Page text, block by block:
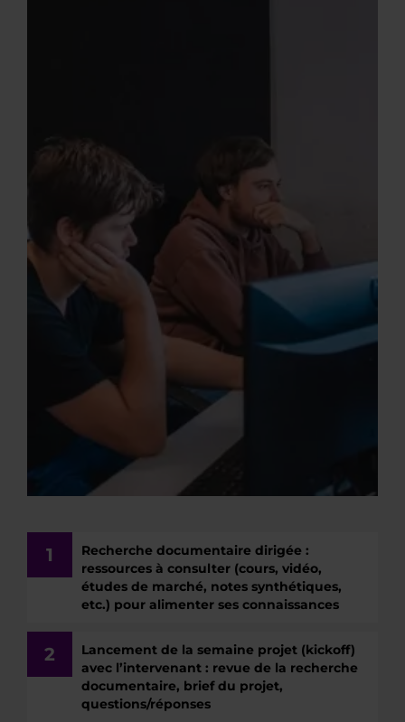
1
Recherche documentaire dirigée :
ressources à consulter (cours, vidéo,
études de marché, notes synthétiques,
etc.) pour alimenter ses connaissances
2
Lancement de la semaine projet (kickoff)
avec l’intervenant : revue de la recherche
documentaire, brief du projet,
questions/réponses